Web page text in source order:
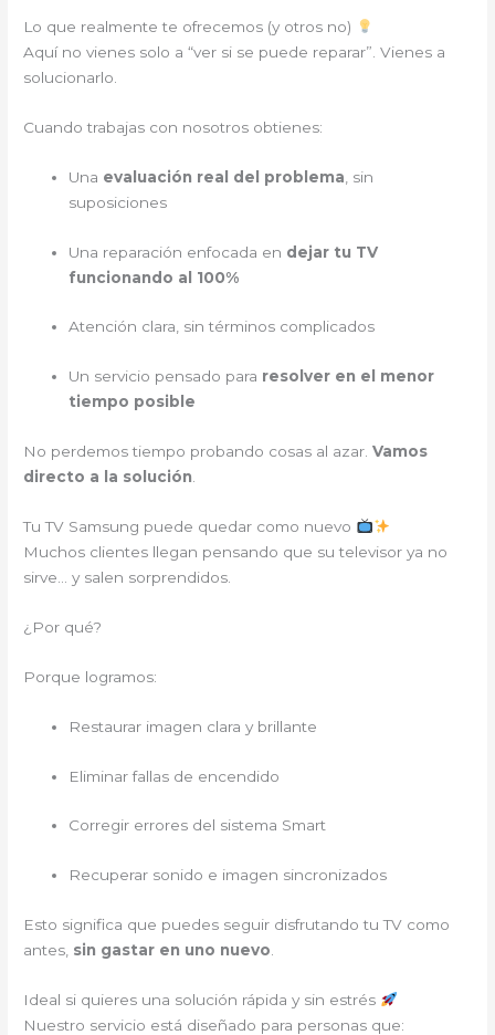
Lo que realmente te ofrecemos (y otros no)
Aquí no vienes solo a “ver si se puede reparar”. Vienes a
solucionarlo.
Cuando trabajas con nosotros obtienes:
Una evaluación real del problema , sin
suposiciones
Una reparación enfocada en dejar tu TV
funcionando al 100%
Atención clara, sin términos complicados
Un servicio pensado para resolver en el menor
tiempo posible
No perdemos tiempo probando cosas al azar.Vamos
directo a la solución
Tu TV Samsung puede quedar como nuevo
Muchos clientes llegan pensando que su televisor ya no
sirve… y salen sorprendidos.
¿Por qué?
Porque logramos:
Restaurar imagen clara y brillante
Eliminar fallas de encendido
Corregir errores del sistema Smart
Recuperar sonido e imagen sincronizados
Esto significa que puedes seguir disfrutando tu TV como
antes, sin gastar en uno nuevo
Ideal si quieres una solución rápida y sin estrés
Nuestro servicio está diseñado para personas que: